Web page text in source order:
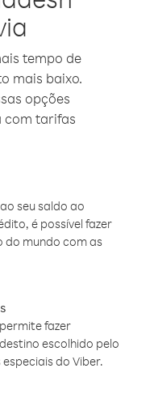
tempo de
mais baixo.
opções
com tarifas
seu saldo ao
é possível fazer
do mundo com as
fazer
escolhido pelo
do Viber.